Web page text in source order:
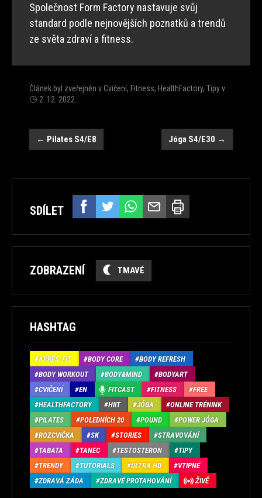
Společnost Form Factory nastavuje svůj
standard podle nejnovějších poznatků a trendů
ze světa zdraví a fitness.
Článek byl zveřejněn vCvičení, Fitness, HealthFactory, Tipyv
2. 12. 2022
Navigace
← Pilates S4/E8 Jóga S4/E30 →
SDÍLET
ZOBRAZENÍ TMAVÉ
HASHTAG
APRÉS-FIT BODY CORE
BODY REFRESH
BODY WORKOUT
BODY&MIND
BODYART
CVIČENÍ
EN FITCAST FITNESS
FREE
HEALTHFACTORY
HIIT JÓGA
ONLINE TRÉNINK
PILATES
POLEDNÍCH 20 POUND
POWER JÓGA
ROZCVIČKA
SK STORIES
STRAVOVÁNÍ
TABATA
TANEC TESTOSTERON
TIPY
TRENDY
TUTORIALS ULTRA HD
VTIPNÉ
ZDRAVÁ ZÁDA
ZDRAVÉ PROTAHOVÁNÍ ŽIVĚ